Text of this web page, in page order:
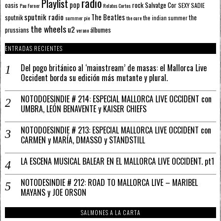
oasis Pau Forner pop Relatos CortosrockSalvatge CorSEXY SADIE
sputnik sputnik radio summer pie The Beatlesthe curethe indian summerthe
prussians the wheelsu2 veranoálbumes
ENTRADAS RECIENTES
Del pogo británico al ‘mainstream’ de masas: el Mallorca Live
Occident borda su edición más mutante y plural.
NOTODOESINDIE # 214: ESPECIAL MALLORCA LIVE OCCIDENT con
UMBRA, LEÓN BENAVENTE y KAISER CHIEFS
NOTODOESINDIE # 213: ESPECIAL MALLORCA LIVE OCCIDENT con
CARMEN y MARÍA, DMASSO y STANDSTILL
LA ESCENA MUSICAL BALEAR EN EL MALLORCA LIVE OCCIDENT. pt1
NOTODESINDIE # 212: ROAD TO MALLORCA LIVE – MARIBEL
MAYANS y JOE ORSON
SALMONES A LA CARTA